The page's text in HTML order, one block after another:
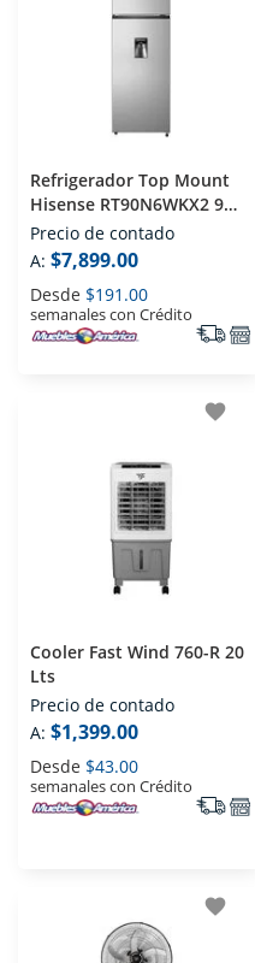
Refrigerador Top Mount
Hisense RT90N6WKX2 9
Pies
Precio de contado
A: $7,899.00
Desde $191.00
semanales con Crédito
favorite
Cooler Fast Wind 760-R 20
Lts
Precio de contado
A: $1,399.00
Desde $43.00
semanales con Crédito
favorite